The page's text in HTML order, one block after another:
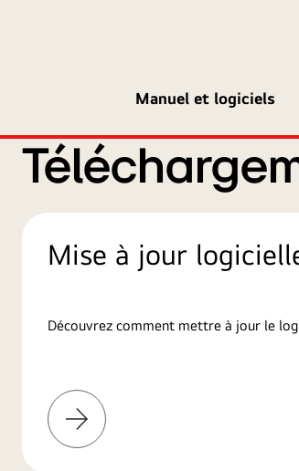
Manuel et logiciels
Mise à jour
Découvrez comment mettre à jour le
En
savoir
plus